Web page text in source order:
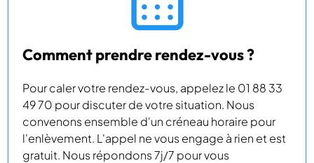
Comment prendre rendez-vous ?
Pour caler votre rendez-vous, appelez le 01 88 33
49 70 pour discuter de votre situation. Nous
convenons ensemble d'un créneau horaire pour
l'enlèvement. L'appel ne vous engage à rien et est
gratuit. Nous répondons 7j/7 pour vous